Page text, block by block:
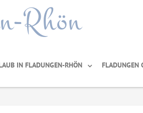
Rhön
IN FLADUNGEN-RHÖN FLADUNGEN